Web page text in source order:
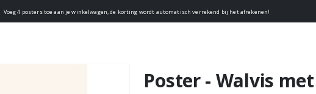
Voeg 4 posters toe aan je winkelwagen, de korting wordt automatisch verrekend bij het afrekenen!
Poster - Walvis